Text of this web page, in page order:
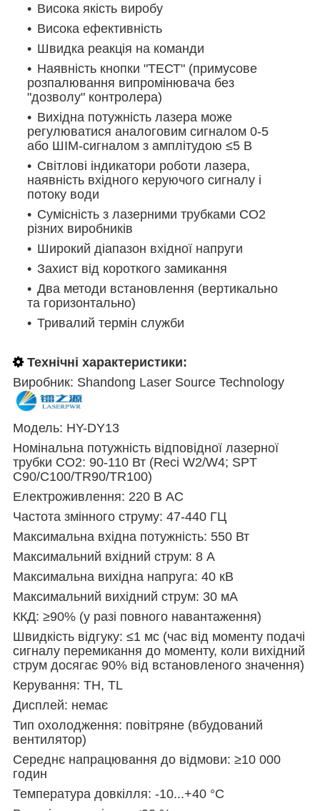
Висока якість виробу
Висока ефективність
Швидка реакція на команди
Наявність кнопки "ТЕСТ" (примусове
розпалювання випромінювача без
"дозволу" контролера)
Вихідна потужність лазера може
регулюватися аналоговим сигналом 0-5
або ШІМ-сигналом з амплітудою ≤5 В
Світлові індикатори роботи лазера,
наявність вхідного керуючого сигналу і
потоку води
Сумісність з лазерними трубками СО2
різних виробників
Широкий діапазон вхідної напруги
Захист від короткого замикання
Два методи встановлення (вертикально
та горизонтально)
Тривалий термін служби
Технічні характеристики:
Виробник: Shandong Laser Source Technology
Модель: HY-DY13
Номінальна потужність відповідної лазерної
трубки CO2: 90-110 Вт (Reci W2/W4; SPT
C90/C100/TR90/TR100)
Електроживлення: 220 В AC
Частота змінного струму: 47-440 ГЦ
Максимальна вхідна потужність: 550 Вт
Максимальний вхідний струм: 8 А
Максимальна вихідна напруга: 40 кВ
Максимальний вихідний струм: 30 мА
ККД: ≥90% (у разі повного навантаження)
Швидкість відгуку: ≤1 мс (час від моменту подачі
сигналу перемикання до моменту, коли вихідний
струм досягає 90% від встановленого значення)
Керування: TH, TL
Дисплей: немає
Тип охолодження: повітряне (вбудований
вентилятор)
Середнє напрацювання до відмови: ≥10 000
годин
Температура довкілля: -10...+40 °C